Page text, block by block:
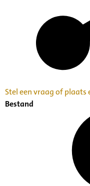
Stel een vraag of
Bestand